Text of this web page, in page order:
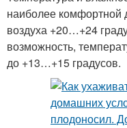
наиболее комфортной
воздуха +20…+24
возможность,
до +13…+15 градусов.